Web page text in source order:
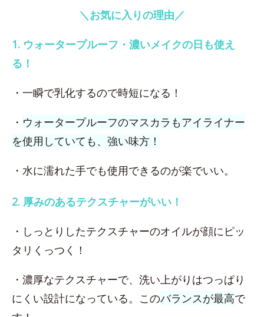
＼お気に入りの理由／
1. ウォータープルーフ・濃いメイクの日も使え
る！
・一瞬で乳化するので時短になる！
・ ウォータープルーフのマスカラもアイライナー
を使用していても、強い味方！
・水に濡れた手でも使用できるのが楽でいい。
2. 厚みのあるテクスチャーがいい！
・しっとりしたテクスチャーのオイルが顔にピッ
タリくっつく！
・濃厚なテクスチャーで、洗い上がりはつっぱり
にくい設計になっている。このバランスが最高で